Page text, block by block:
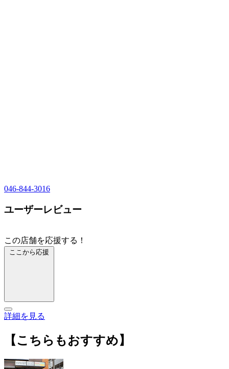
046-844-3016
ユーザーレビュー
この店舗を応援する！
ここから応援
詳細を見る
【こちらもおすすめ】